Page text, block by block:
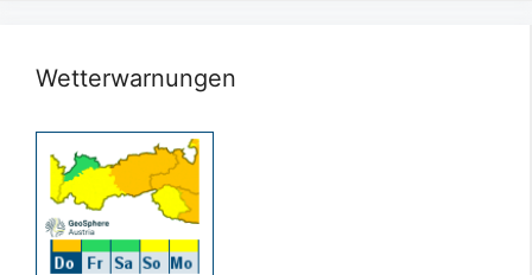
Wetterwarnungen